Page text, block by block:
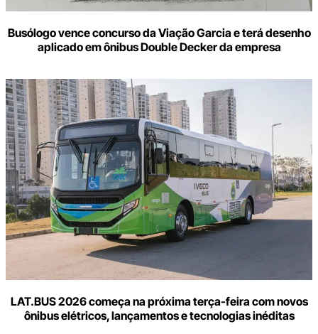
Busólogo vence concurso da Viação Garcia e terá desenho
aplicado em ônibus Double Decker da empresa
LAT.BUS 2026 começa na próxima terça-feira com novos
ônibus elétricos, lançamentos e tecnologias inéditas